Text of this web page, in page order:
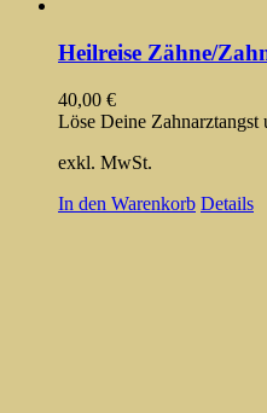
Heilreise Zähne/
40,00 €
Löse Deine Zahnarztangst
exkl. MwSt.
In den Warenkorb Details